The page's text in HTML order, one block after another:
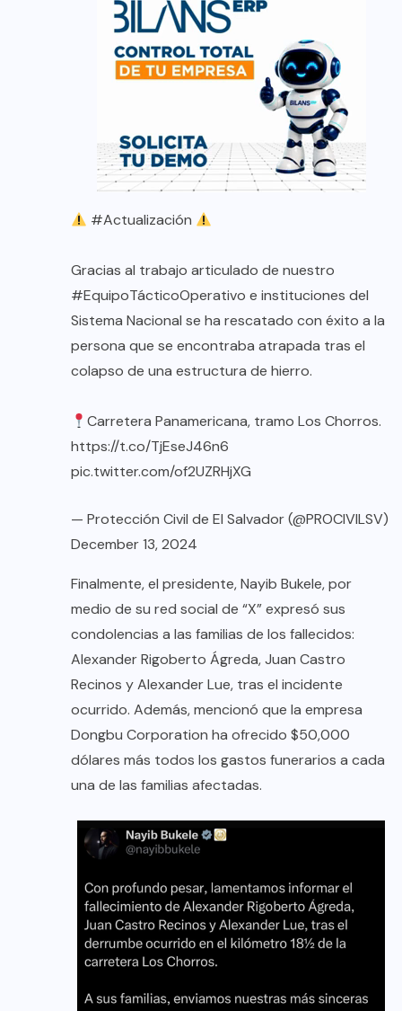
#Actualización
Gracias al trabajo articulado de nuestro
#EquipoTácticoOperativo e instituciones del
Sistema Nacional se ha rescatado con éxito a la
persona que se encontraba atrapada tras el
colapso de una estructura de hierro.
Carretera Panamericana, tramo Los Chorros.
https://t.co/TjEseJ46n6
pic.twitter.com/of2UZRHjXG
— Protección Civil de El Salvador (@PROCIVILSV)
December 13, 2024
Finalmente, el presidente, Nayib Bukele, por
medio de su red social de “X” expresó sus
condolencias a las familias de los fallecidos:
Alexander Rigoberto Ágreda, Juan Castro
Recinos y Alexander Lue, tras el incidente
ocurrido. Además, mencionó que la empresa
Dongbu Corporation ha ofrecido $50,000
dólares más todos los gastos funerarios a cada
una de las familias afectadas.